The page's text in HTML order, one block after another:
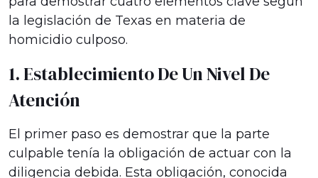
la legislación de Texas en materia de
homicidio culposo.
1. Establecimiento De Un Nivel De
Atención
El primer paso es demostrar que la parte
culpable tenía la obligación de actuar con la
diligencia debida. Esta obligación, conocida